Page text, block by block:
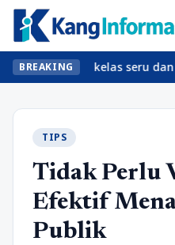
BREAKINGkelas seru dan
TIPS
Tidak Perlu
Efektif
Publik